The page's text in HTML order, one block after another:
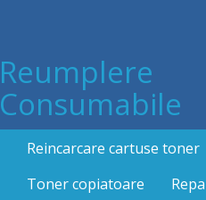
Reumplere
Consumabile
Reincarcare cartuse toner
Toner copiatoare